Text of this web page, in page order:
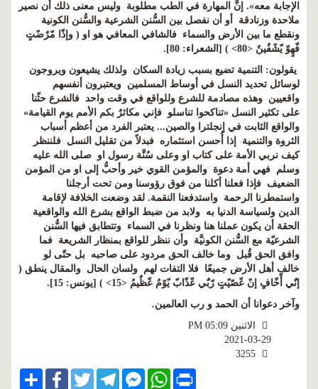
الإجابة معه». إنَّ المهارة في الطب مطلوبة وليس معنى ذلك أن نصير
ملاحدة وزنادقة أو أن نفصل بين السُّنن الشرعية والسُّنن الكونية
ونقطع ما بين الأرض والسماء فالشافي المعافي هو او ( وإذّا مّرٌضًتٍ
فّهٍوّ يّشًفٌينٌ <80> ) [الشعراء: 80].
يقولون: التنمية تضيع بسبب زيادة السكان ولذلك يشيعون ويروجون
لوسائل تحديد النسل في أوساط المسلمين ويعتبرون أنفسهم
واقعيين وهذه مصادمة للشرع وللواقع في وقت واحد فالشرع حثّنا
على تكثير النسل «تناكحوا تناسلو فإني مكاثرٌ بكم الأمم يوم القيامة»
والواقع الثابت في إنجلترا والصين... يعتبر الفرد من أعظم أسباب
الثروة والتنمية إذا أُحسن استثماره فبدلاً من تقليل النسل فلننظر
كيف نربي الأمة على كتاب او وعلى سُنَّة رسول او صلى الله عليه
وسلم فهي أمة دعوة والمؤمن القوي خير وأحبُّ إلى او من المؤمن
الضعيف فإذا فعلنا أكلنا من فوق رؤوسنا ومن تحت أرجلنا
واستمطرنا الرحمة واستدفعنا النقمة. لقد وضعت الخلافة لإقامة
الدين ولسياسة الدنيا به ولابد من ضبط الواقع بشرع الله والواقعية
الحقة أن يكون عملنا هنا ونظرنا في السماء وتتطابق فيها السُّنن
الشرعيّة مع السُّنن الكونيَّة وأن ننظر للواقع بمنظار الشريعة فما
وافق الحق قُبل وما خالف الحق مردود على صاحبه بل حتّى لو
خالف أهل الأرض جميعًا فلا التفات لهم ولسان الحال والمقال ينطق (
إنٌَي أّخّافٍ إنً عّصّيًتٍ رّبٌَي عّذّابّ يّوًمُ عّظٌيمُ <15> ) [يونس: 15].
وآخر دعوانا أن الحمد و رب العالمين.
الاثنين PM 05:09
2021-03-29
ShareFacebookTwitterTelegramFacebook
Messenger
WhatsApp Print